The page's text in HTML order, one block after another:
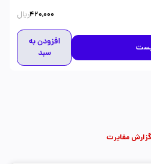
420,000ریال
افزودن به
سبد
گزارش مغایرت